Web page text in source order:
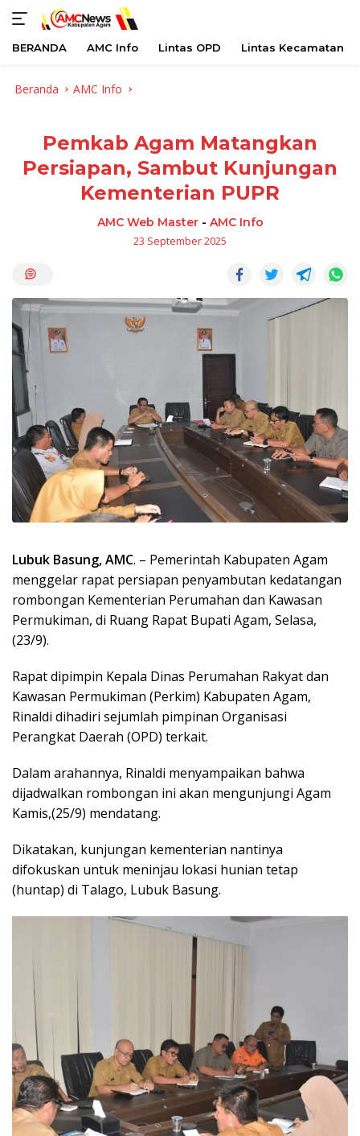
BERANDA AMC Info Lintas OPD Lintas Kecamatan
Beranda AMC Info
Pemkab Agam Matangkan
Persiapan, Sambut Kunjungan
Kementerian PUPR
AMC Web Master- AMC Info
23 September 2025
Lubuk Basung, AMC. – Pemerintah Kabupaten Agam
menggelar rapat persiapan penyambutan kedatangan
rombongan Kementerian Perumahan dan Kawasan
Permukiman, di Ruang Rapat Bupati Agam, Selasa,
(23/9).
Rapat dipimpin Kepala Dinas Perumahan Rakyat dan
Kawasan Permukiman (Perkim) Kabupaten Agam,
Rinaldi dihadiri sejumlah pimpinan Organisasi
Perangkat Daerah (OPD) terkait.
Dalam arahannya, Rinaldi menyampaikan bahwa
dijadwalkan rombongan ini akan mengunjungi Agam
Kamis,(25/9) mendatang.
Dikatakan, kunjungan kementerian nantinya
difokuskan untuk meninjau lokasi hunian tetap
(huntap) di Talago, Lubuk Basung.